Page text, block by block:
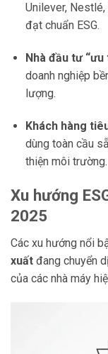
Unilever,
đạt chuẩn ESG.
Nhà đầu tư “ưu
doanh nghiệp
lượng.
Khách hàng
dùng toàn cầu
thiện môi trường.
Xu hướng
2025
Các xu hướng nổi
xuất đang chuyển
của các nhà máy